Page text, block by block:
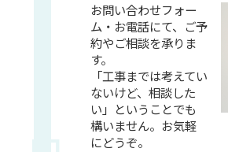
お問い合わせフォー
ム・お電話にて、ご予
約やご相談を承りま
す。
「工事までは考えてい
ないけど、相談した
い」ということでも
構いません。お気軽
にどうぞ。